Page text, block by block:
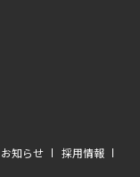
お知らせ
採用情報